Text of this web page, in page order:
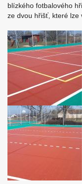
blízkého fotbalového
ze dvou hřišť, které lze